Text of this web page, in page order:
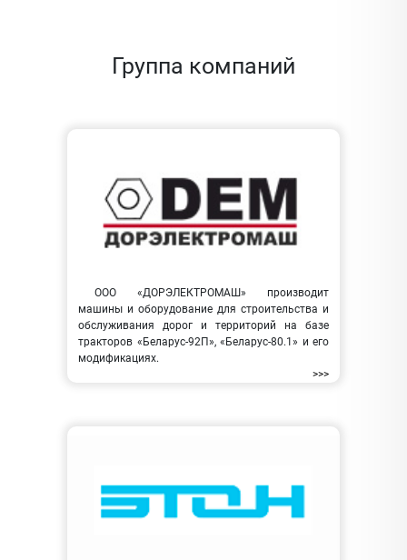
Группа компаний
ООО «ДОРЭЛЕКТРОМАШ» производит
машины и оборудование для строительства и
обслуживания дорог и территорий на базе
тракторов «Беларус-92П», «Беларус-80.1» и его
модификациях.
>>>